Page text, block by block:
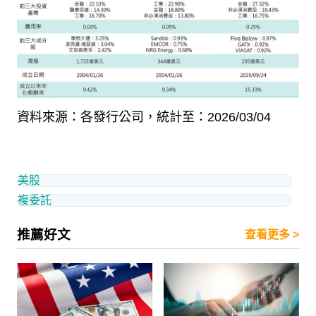
資料來源：各發行公司，統計至： 2026/03/04
美股
複委託
推薦好文 查看更多 >